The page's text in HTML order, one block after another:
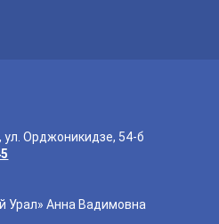
ул. Орджоникидзе, 54-б
Урал» Анна Вадимовна